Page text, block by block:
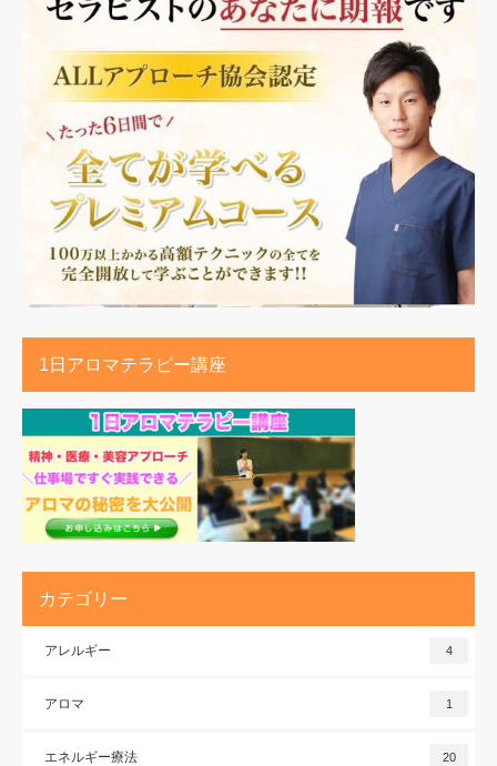
1日アロマテラピー講座
カテゴリー
アレルギー 4
アロマ 1
エネルギー療法 20